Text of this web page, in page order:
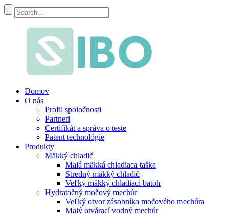
Domov
O nás
Profil spoločnosti
Partneri
Certifikát a správa o teste
Patent technológie
Produkty
Mäkký chladič
Malá mäkká chladiaca taška
Stredný mäkký chladič
Veľký mäkký chladiaci batoh
Hydratačný močový mechúr
Veľký otvor zásobníka močového mechúra
Malý otvárací vodný mechúr